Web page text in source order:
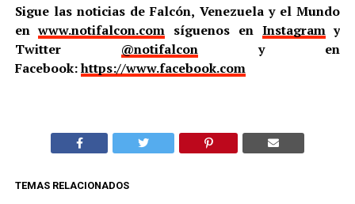
Sigue las noticias de Falcón, Venezuela y el Mundo
enwww.notifalcon.com síguenos en Instagramy
Twitter @notifalcony en
Facebook:https://www.facebook.com
TEMAS RELACIONADOS